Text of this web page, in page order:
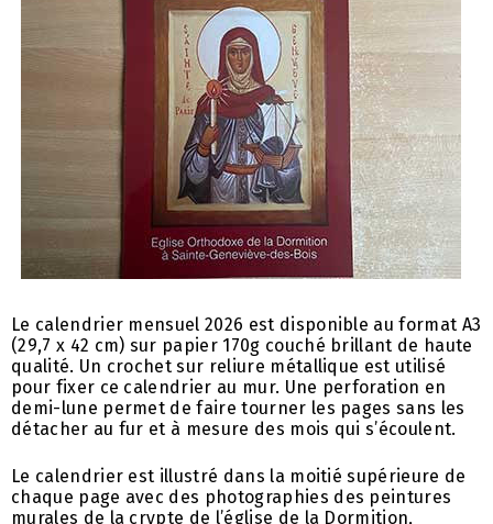
Le calendrier mensuel 2026 est disponible au format A3
(29,7 x 42 cm) sur papier 170g couché brillant de haute
qualité. Un crochet sur reliure métallique est utilisé
pour fixer ce calendrier au mur. Une perforation en
demi-lune permet de faire tourner les pages sans les
détacher au fur et à mesure des mois qui s’écoulent.
Le calendrier est illustré dans la moitié supérieure de
chaque page avec des photographies des peintures
murales de la crypte de l’église de la Dormition,